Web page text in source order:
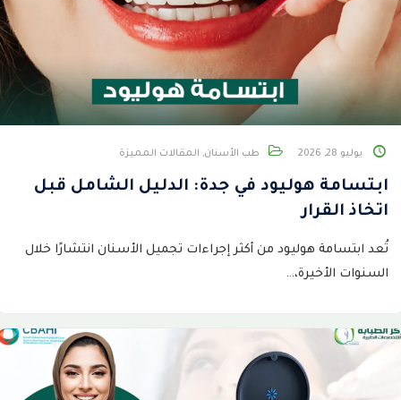
يوليو 28, 2026 طب الأسنان, المقالات المميزة
ابتسامة هوليود في جدة: الدليل الشامل قبل
اتخاذ القرار
تُعد ابتسامة هوليود من أكثر إجراءات تجميل الأسنان انتشارًا خلال
السنوات الأخيرة،…